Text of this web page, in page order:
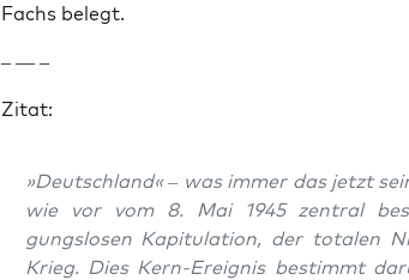
Fachs belegt.
– — –
Zitat:
»Deutsch­land« – was immer das jet­zt
wie vor vom 8. Mai 1945 zen­tral
gungslosen Kapit­u­la­tion, der total­en
Krieg. Dies Kern-Ereig­nis bes­timmt